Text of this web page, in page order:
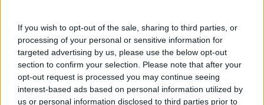
If you wish to opt-out of the sale, sharing to third parties, or
processing of your personal or sensitive information for
targeted advertising by us, please use the below opt-out
section to confirm your selection. Please note that after your
opt-out request is processed you may continue seeing
interest-based ads based on personal information utilized by
us or personal information disclosed to third parties prior to
Campeggio
Camping & Pension Muehlleiten
8 1
Servizi / Posizione